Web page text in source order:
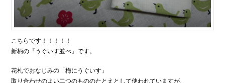
こちらです！！！！！
新柄の『うぐいす並べ』です。
花札でおなじみの「梅にうぐいす」
取り合わせのよい二つのもののたとえとして使われていますが、